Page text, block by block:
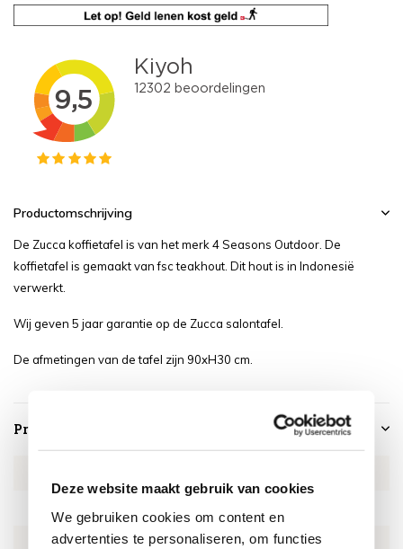
Deze website maakt gebruik van cookies
We gebruiken cookies om content en
advertenties te personaliseren, om functies
Productomschrijving
De Zucca koffietafel is van het merk 4 Seasons Outdoor. De
koffietafel is gemaakt van fsc teakhout. Dit hout is in Indonesië
verwerkt.
Wij geven 5 jaar garantie op de Zucca salontafel.
De afmetingen van de tafel zijn 90xH30 cm.
Productspecificaties
EAN 8720087006499